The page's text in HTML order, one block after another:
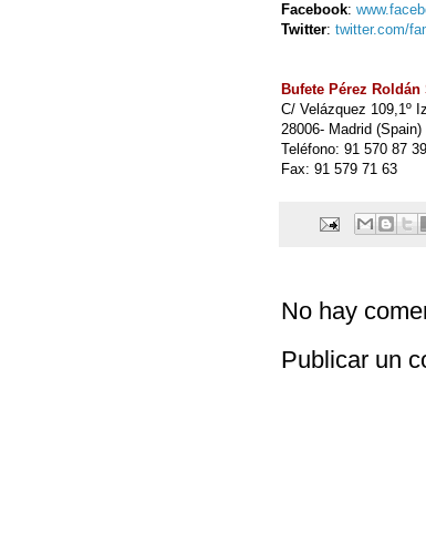
Facebook:
Twitter: twitter.com/
Bufete Pérez Roldán
C/ Velázquez 109,1º
28006- Madrid (Spain)
Teléfono: 91 570 87 39
Fax: 91 579 71 63
No hay
Publicar un